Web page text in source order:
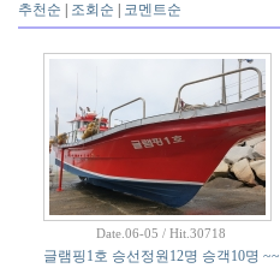
추천순 조회순 코멘트순
Date.06-05 / Hit.30718
글램핑1호 승선정원12명 승객10명 ~~